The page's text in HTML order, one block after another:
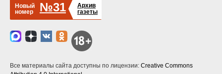
Новый
номер
№31
Архив
газеты
Все материалы сайта доступны по лицензии: Creative Commons